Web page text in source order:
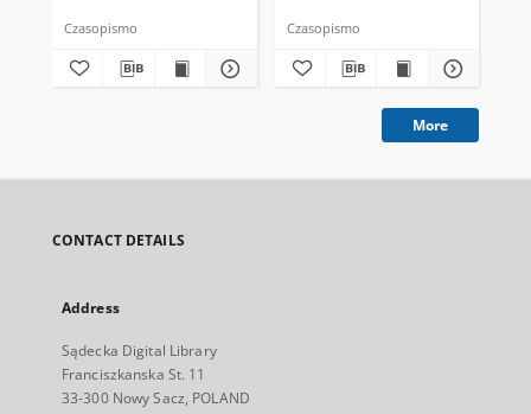
Czasopismo Czasopismo
More
CONTACT DETAILS
Address
Sądecka Digital Library
Franciszkanska St. 11
33-300 Nowy Sacz, POLAND